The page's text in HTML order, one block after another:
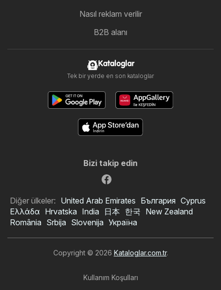
Nasıl reklam verilir
B2B alanı
Kataloglar
Tek bir yerde en son kataloglar
Bizi takip edin
Diğer ülkeler: United Arab Emirates България Cyprus
Ελλάδα Hrvatska India 日本 한국 New Zealand
România Srbija Slovenija Україна
Copyright © 2026 Kataloglar.com.tr.
Kullanım Koşulları